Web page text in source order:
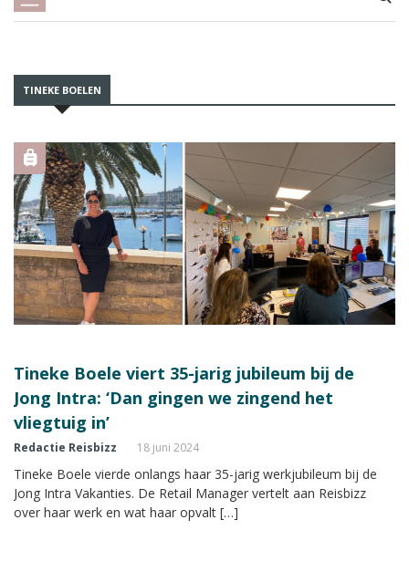
TINEKE BOELEN
Tineke Boele viert 35-jarig jubileum bij de
Jong Intra: ‘Dan gingen we zingend het
vliegtuig in’
Redactie Reisbizz 18 juni 2024
Tineke Boele vierde onlangs haar 35-jarig werkjubileum bij de
Jong Intra Vakanties. De Retail Manager vertelt aan Reisbizz
over haar werk en wat haar opvalt […]